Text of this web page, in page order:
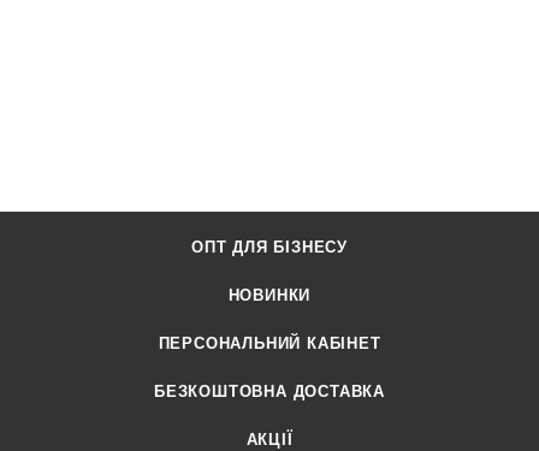
ОПТ ДЛЯ БІЗНЕСУ
НОВИНКИ
ПЕРСОНАЛЬНИЙ КАБІНЕТ
БЕЗКОШТОВНА ДОСТАВКА
АКЦІЇ